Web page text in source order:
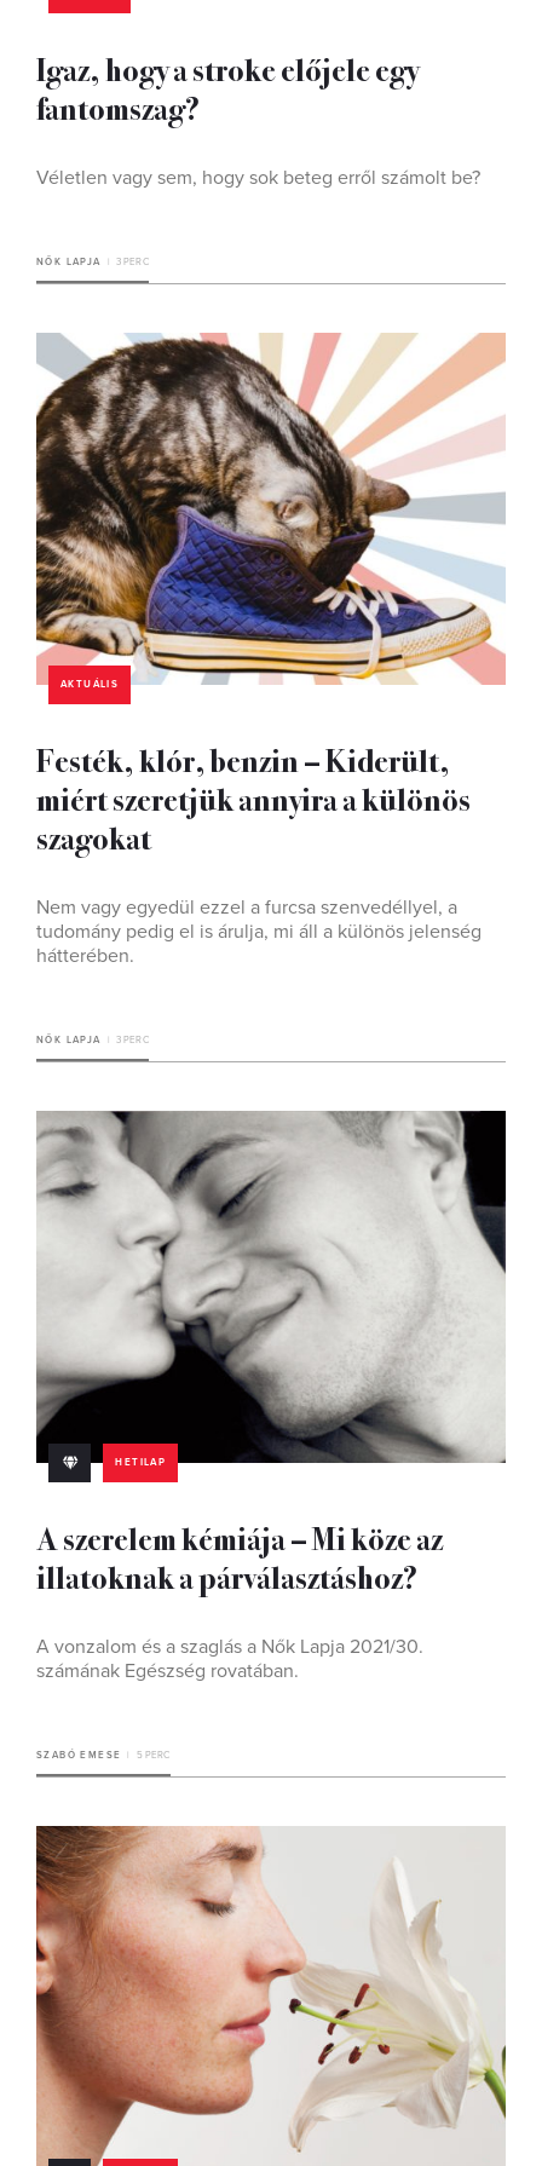
Igaz, hogy a stroke előjele egy
fantomszag?
Véletlen vagy sem, hogy sok beteg erről számolt be?
NŐK LAPJA 3 PERC
AKTUÁLIS
Festék, klór, benzin – Kiderült,
miért szeretjük annyira a különös
szagokat
Nem vagy egyedül ezzel a furcsa szenvedéllyel, a
tudomány pedig el is árulja, mi áll a különös jelenség
hátterében.
NŐK LAPJA 3 PERC
HETILAP
A szerelem kémiája – Mi köze az
illatoknak a párválasztáshoz?
A vonzalom és a szaglás a Nők Lapja 2021/30.
számának Egészség rovatában.
SZABÓ EMESE 5 PERC